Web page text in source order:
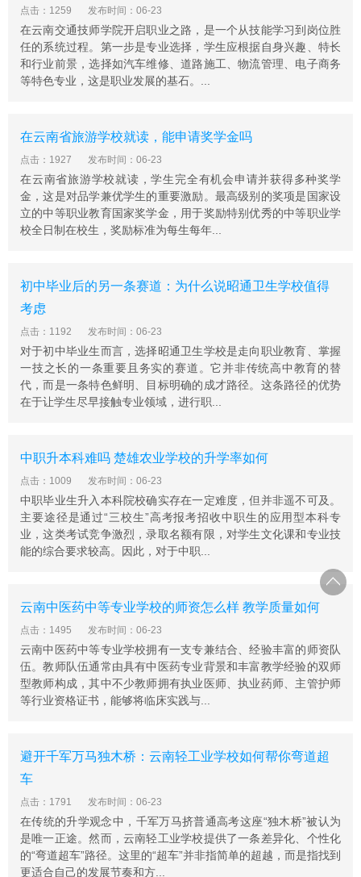
点击：1259 发布时间：06-23
在云南交通技师学院开启职业之路，是一个从技能学习到岗位胜
任的系统过程。第一步是专业选择，学生应根据自身兴趣、特长
和行业前景，选择如汽车维修、道路施工、物流管理、电子商务
等特色专业，这是职业发展的基石。...
在云南省旅游学校就读，能申请奖学金吗
点击：1927 发布时间：06-23
在云南省旅游学校就读，学生完全有机会申请并获得多种奖学
金，这是对品学兼优学生的重要激励。最高级别的奖项是国家设
立的中等职业教育国家奖学金，用于奖励特别优秀的中等职业学
校全日制在校生，奖励标准为每生每年...
初中毕业后的另一条赛道：为什么说昭通卫生学校值得
考虑
点击：1192 发布时间：06-23
对于初中毕业生而言，选择昭通卫生学校是走向职业教育、掌握
一技之长的一条重要且务实的赛道。它并非传统高中教育的替
代，而是一条特色鲜明、目标明确的成才路径。这条路径的优势
在于让学生尽早接触专业领域，进行职...
中职升本科难吗 楚雄农业学校的升学率如何
点击：1009 发布时间：06-23
中职毕业生升入本科院校确实存在一定难度，但并非遥不可及。
主要途径是通过“三校生”高考报考招收中职生的应用型本科专
业，这类考试竞争激烈，录取名额有限，对学生文化课和专业技
能的综合要求较高。因此，对于中职...
云南中医药中等专业学校的师资怎么样 教学质量如何
点击：1495 发布时间：06-23
云南中医药中等专业学校拥有一支专兼结合、经验丰富的师资队
伍。教师队伍通常由具有中医药专业背景和丰富教学经验的双师
型教师构成，其中不少教师拥有执业医师、执业药师、主管护师
等行业资格证书，能够将临床实践与...
避开千军万马独木桥：云南轻工业学校如何帮你弯道超
车
点击：1791 发布时间：06-23
在传统的升学观念中，千军万马挤普通高考这座“独木桥”被认为
是唯一正途。然而，云南轻工业学校提供了一条差异化、个性化
的“弯道超车”路径。这里的“超车”并非指简单的超越，而是指找到
更适合自己的发展节奏和方...